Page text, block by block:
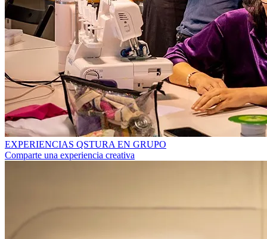
EXPERIENCIAS QSTURA EN GRUPO
Comparte una experiencia creativa